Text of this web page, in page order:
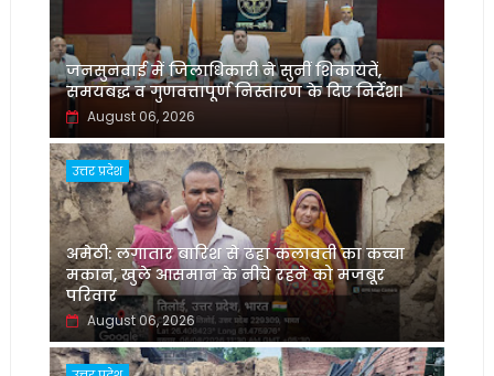
जनसुनवाई में जिलाधिकारी ने सुनीं शिकायतें,
समयबद्ध व गुणवत्तापूर्ण निस्तारण के दिए निर्देश।
August 06, 2026
उत्तर प्रदेश
अमेठी: लगातार बारिश से ढहा कलावती का कच्चा
मकान, खुले आसमान के नीचे रहने को मजबूर
परिवार
August 06, 2026